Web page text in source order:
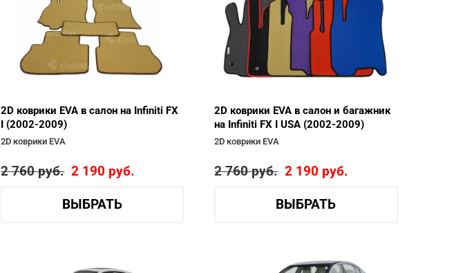
2D коврики EVA в салон на Infiniti FX
I (2002-2009)
2D коврики EVA
2 760руб. 2 190 руб.
ВЫБРАТЬ
2D коврики EVA в салон и багажник
на Infiniti FX I USA (2002-2009)
2D коврики EVA
2 760руб. 2 190 руб.
ВЫБРАТЬ